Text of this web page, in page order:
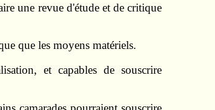
une revue d'étude et de critique
que les moyens matériels.
et capables de souscrire